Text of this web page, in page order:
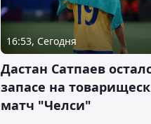
16:53, Сегодня
Дастан Сатпаев
запасе на
матч "Челси"